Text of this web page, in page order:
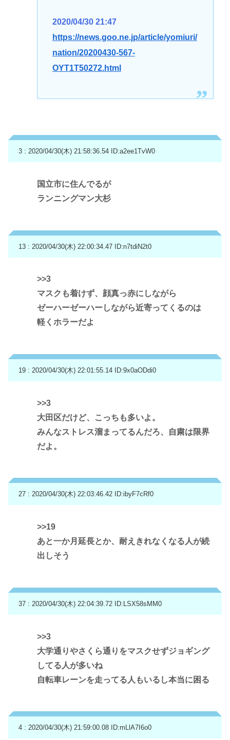
2020/04/30 21:47
https://news.goo.ne.jp/article/yomiuri/
nation/20200430-567-
OYT1T50272.html
3 : 2020/04/30(木) 21:58:36.54 ID:a2ee1TvW0
国立市に住んでるが
ランニングマン大杉
13 : 2020/04/30(木) 22:00:34.47 ID:n7tdiN2t0
>>3
マスクも着けず、顔真っ赤にしながら
ゼーハーゼーハーしながら近寄ってくるのは
軽くホラーだよ
19 : 2020/04/30(木) 22:01:55.14 ID:9x0aODdi0
>>3
大田区だけど、こっちも多いよ。
みんなストレス溜まってるんだろ、自粛は限界
だよ。
27 : 2020/04/30(木) 22:03:46.42 ID:ibyF7cRf0
>>19
あと一か月延長とか、耐えきれなくなる人が続
出しそう
37 : 2020/04/30(木) 22:04:39.72 ID:LSX58sMM0
>>3
大学通りやさくら通りをマスクせずジョギング
してる人が多いね
自転車レーンを走ってる人もいるし本当に困る
4 : 2020/04/30(木) 21:59:00.08 ID:mLlA7I6o0